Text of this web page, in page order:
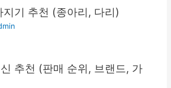
지기 추천 (종아리, 다리)
추천 (판매 순위, 브랜드, 가